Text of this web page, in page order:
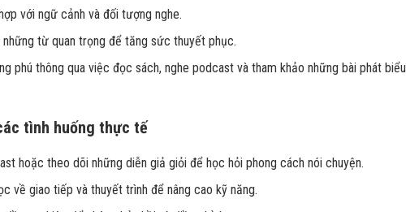
với ngữ cảnh và đối tượng nghe.
những từ quan trọng để tăng sức thuyết phục.
phú thông qua việc đọc sách, nghe podcast và tham khảo những bài phát biểu
tình huống thực tế
hoặc theo dõi những diễn giả giỏi để học hỏi phong cách nói chuyện.
về giao tiếp và thuyết trình để nâng cao kỹ năng.